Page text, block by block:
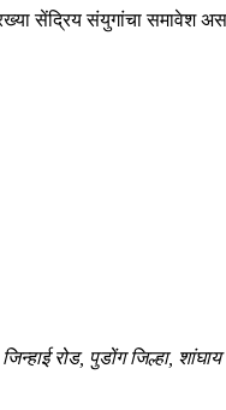
सेंद्रिय संयुगांचा समावेश
रोड, पुडोंग जिल्हा,